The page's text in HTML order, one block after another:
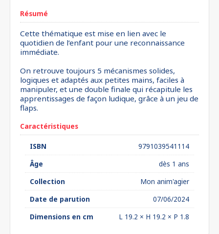
Résumé
Cette thématique est mise en lien avec le
quotidien de l’enfant pour une reconnaissance
immédiate.
On retrouve toujours 5 mécanismes solides,
logiques et adaptés aux petites mains, faciles à
manipuler, et une double finale qui récapitule les
apprentissages de façon ludique, grâce à un jeu de
flaps.
Caractéristiques
ISBN
9791039541114
Âge
dès 1 ans
Collection
Mon anim'agier
Date de parution
07/06/2024
Dimensions en cm
L 19.2 × H 19.2 × P 1.8